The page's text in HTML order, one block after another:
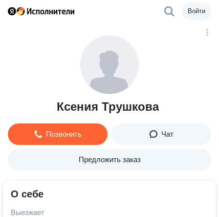
Войти
Ксения Трушкова
Позвонить Чат
Предложить заказ
О себе
Выезжает